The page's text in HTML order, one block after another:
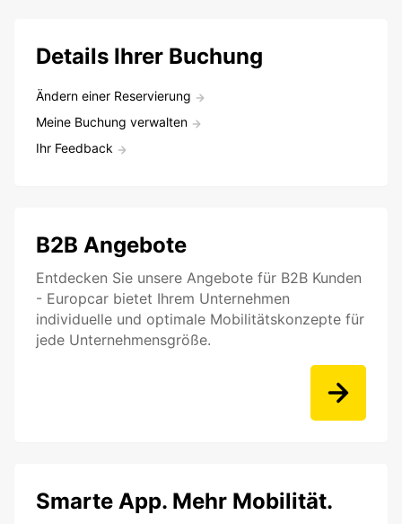
Details Ihrer Buchung
Ändern einer Reservierung
Meine Buchung verwalten
Ihr Feedback
B2B Angebote
Entdecken Sie unsere Angebote für B2B Kunden
- Europcar bietet Ihrem Unternehmen
individuelle und optimale Mobilitätskonzepte für
jede Unternehmensgröße.
Smarte App. Mehr Mobilität.